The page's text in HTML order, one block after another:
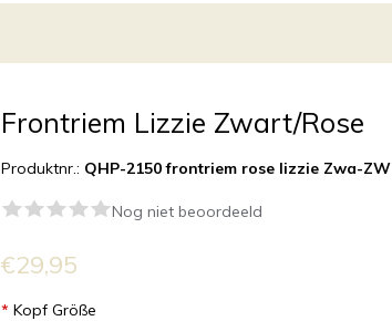
Frontriem Lizzie Zwart/Rose
Produktnr.: QHP-2150 frontriem rose lizzie Zwa-ZW
Nog niet beoordeeld
€29,95
* Kopf Größe